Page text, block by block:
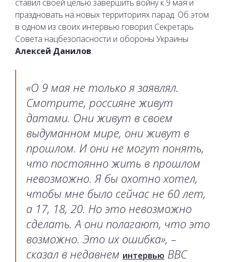
ставил своей целью завершить войну к 9 мая и
праздновать на новых территориях парад. Об этом
в одном из своих интервью говорил Секретарь
Совета нацбезопасности и обороны Украины
Алексей Данилов.
«О 9 мая не только я заявлял.
Смотрите, россияне живут
датами. Они живут в своем
выдуманном мире, они живут в
прошлом. И они не могут понять,
что постоянно жить в прошлом
невозможно. Я бы охотно хотел,
чтобы мне было сейчас не 60 лет,
а 17, 18, 20. Но это невозможно
сделать. А они полагают, что это
возможно. Это их ошибка», –
сказал в недавнем интервью BBC